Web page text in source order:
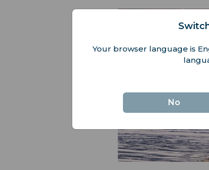
Your browser language is
No